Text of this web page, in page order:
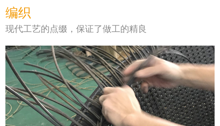
编织
现代工艺的点缀，保证了做工的精良